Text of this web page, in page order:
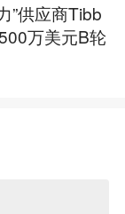
”供应商Tibb
万美元B轮